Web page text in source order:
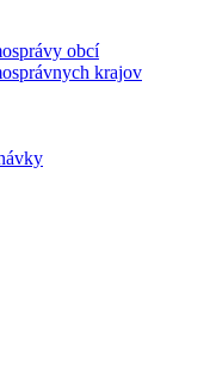
obcí
krajov